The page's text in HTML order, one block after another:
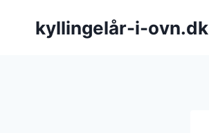
kyllingelår-i-ovn.dk